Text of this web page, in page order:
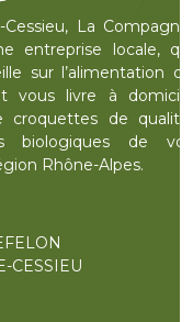
La Compagnie
entreprise locale, qui
sur l’alimentation de
livre à domicile
de qualité,
biologiques de vos
Rhône-Alpes.
CESSIEU